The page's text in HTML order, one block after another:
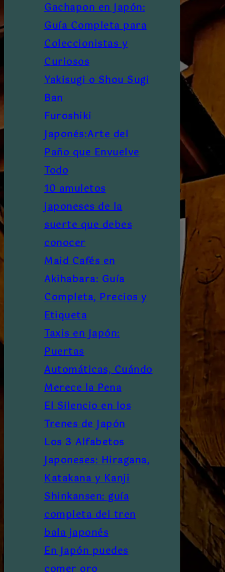
Gachapon en Japón:
Guía Completa para
Coleccionistas y
Curiosos
Yakisugi o Shou Sugi
Ban
Furoshiki
Japonés:Arte del
Paño que Envuelve
Todo
10 amuletos
japoneses de la
suerte que debes
conocer
Maid Cafés en
Akihabara: Guía
Completa, Precios y
Etiqueta
Taxis en Japón:
Puertas
Automáticas, Cuándo
Merece la Pena
El Silencio en los
Trenes de Japón
Los 3 Alfabetos
Japoneses: Hiragana,
Katakana y Kanji
Shinkansen: guía
completa del tren
bala japonés
En Japón puedes